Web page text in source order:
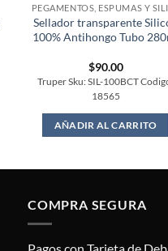
Sellador transparente
100% Antihongo Tubo
$90.00
Truper Sku: SIL-100BCT
18565
AÑADIR AL CARRITO
COMPRA SEGURA